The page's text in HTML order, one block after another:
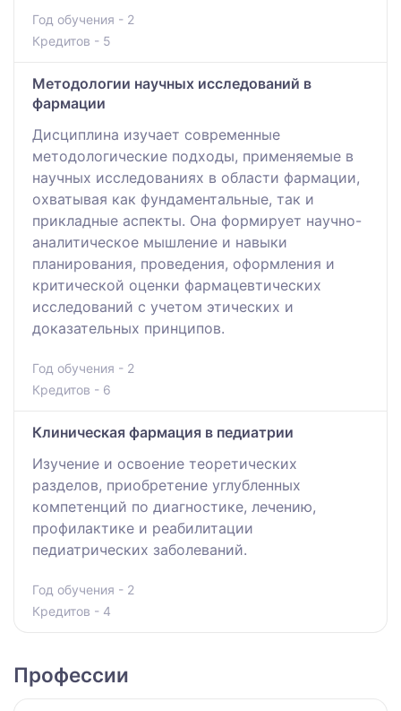
Год обучения - 2
Кредитов - 5
Методологии научных исследований в
фармации
Дисциплина изучает современные
методологические подходы, применяемые в
научных исследованиях в области фармации,
охватывая как фундаментальные, так и
прикладные аспекты. Она формирует научно-
аналитическое мышление и навыки
планирования, проведения, оформления и
критической оценки фармацевтических
исследований с учетом этических и
доказательных принципов.
Год обучения - 2
Кредитов - 6
Клиническая фармация в педиатрии
Изучение и освоение теоретических
разделов, приобретение углубленных
компетенций по диагностике, лечению,
профилактике и реабилитации
педиатрических заболеваний.
Год обучения - 2
Кредитов - 4
Профессии